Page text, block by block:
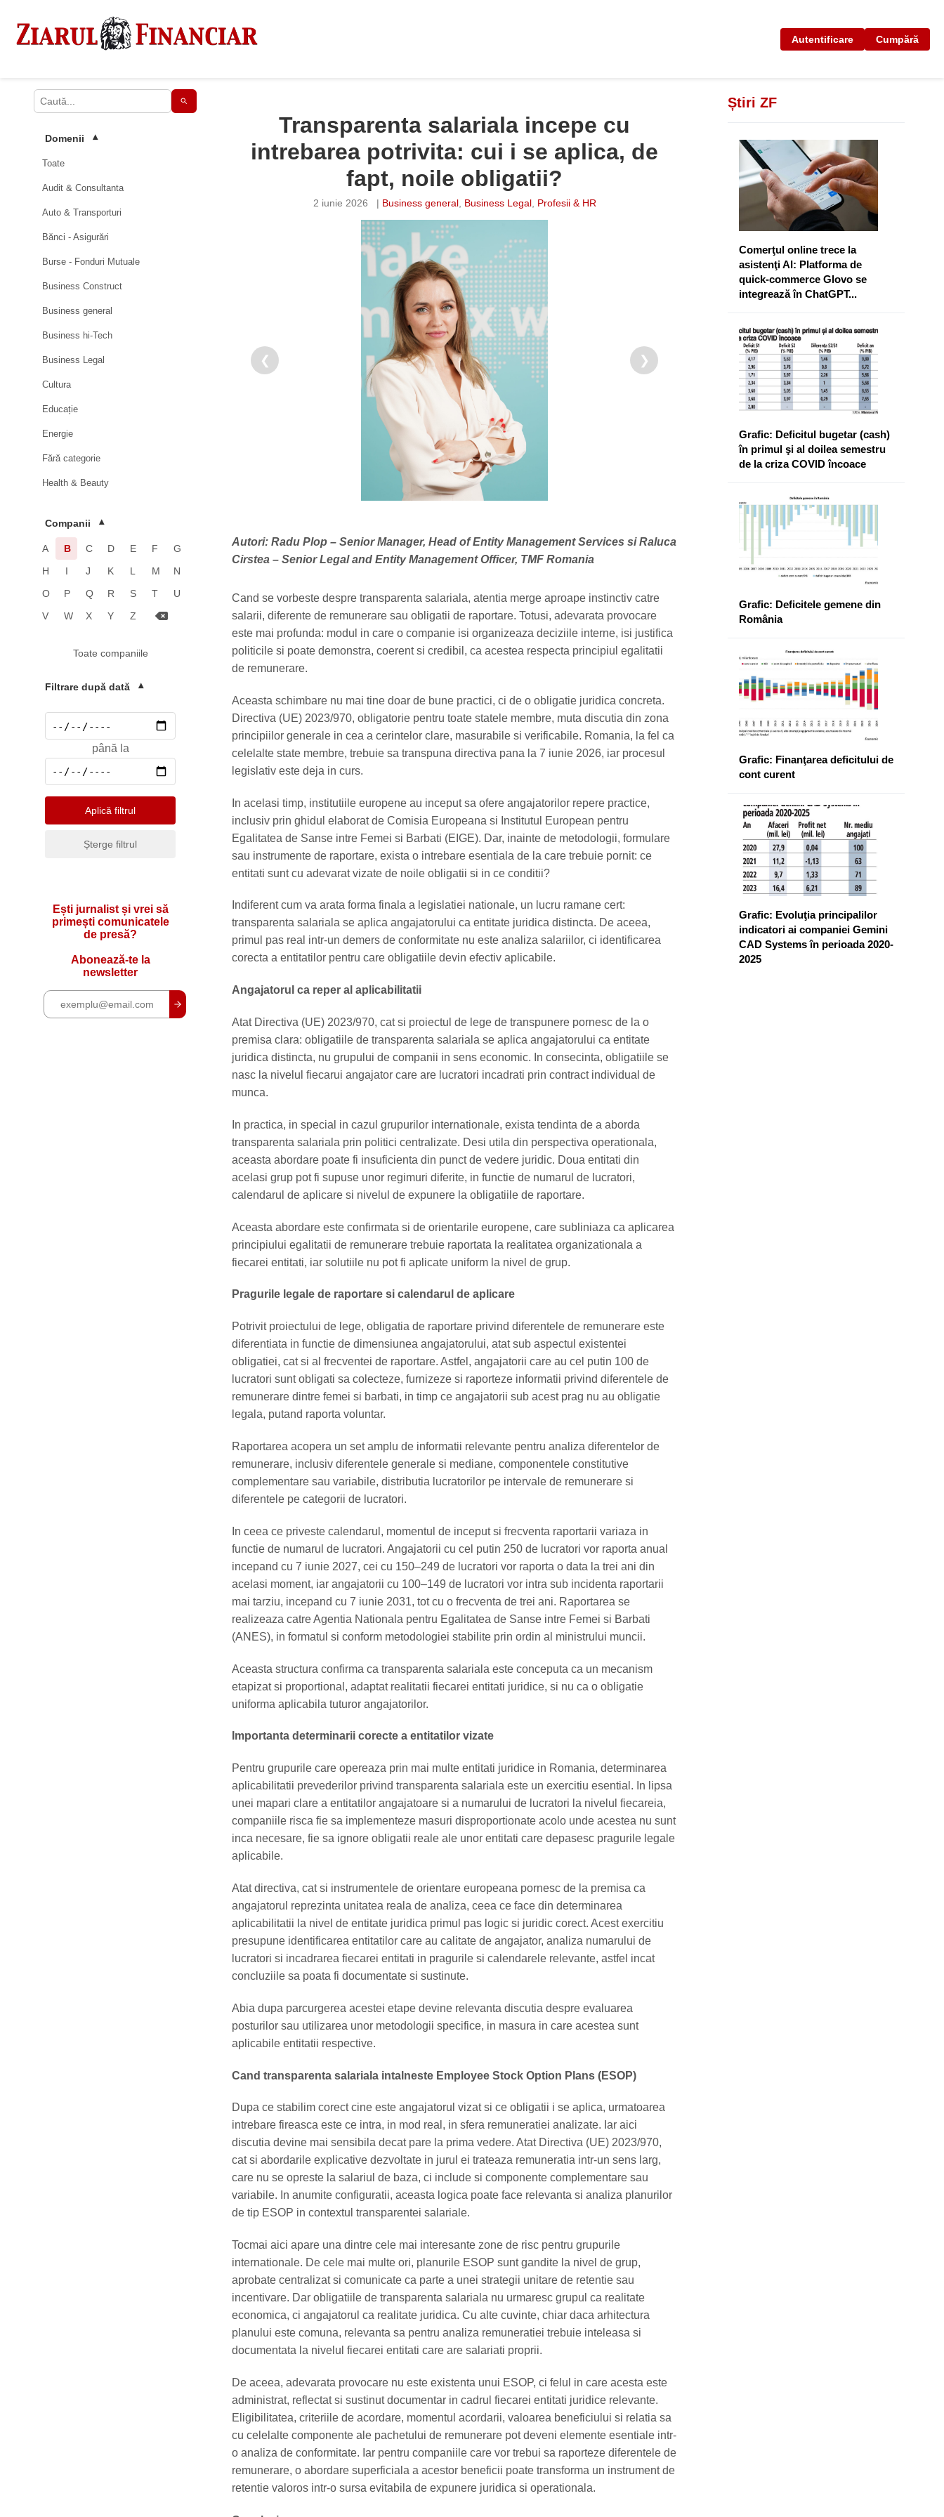
Autentificare Cumpără
Domenii ▾
Toate
Audit & Consultanta
Auto & Transporturi
Bănci - Asigurări
Burse - Fonduri Mutuale
Business Construct
Business general
Business hi-Tech
Business Legal
Cultura
Educație
Energie
Fără categorie
Health & Beauty
Imobiliare
Industrie
Pharma & Sănătate
Social
Telecomunicatii
Companii ▾
A B C D E F
G
H
I J K L M
N
O
P Q R S T
U
V
W X Y Z
Toate companiile
Filtrare după dată ▾
până la
Aplică filtrul
Șterge filtrul
Ești jurnalist și vrei să
primești comunicatele
de presă?
Abonează-te la
newsletter
Transparenta salariala incepe cu
intrebarea potrivita: cui i se aplica, de
fapt, noile obligatii?
2 iunie 2026 | Business general, Business Legal, Profesii & HR
❮ ❯
Autori: Radu Plop – Senior Manager, Head of Entity Management Services si Raluca
Cirstea – Senior Legal and Entity Management Officer, TMF Romania
Cand se vorbeste despre transparenta salariala, atentia merge aproape instinctiv catre
salarii, diferente de remunerare sau obligatii de raportare. Totusi, adevarata provocare
este mai profunda: modul in care o companie isi organizeaza deciziile interne, isi justifica
politicile si poate demonstra, coerent si credibil, ca acestea respecta principiul egalitatii
de remunerare.
Aceasta schimbare nu mai tine doar de bune practici, ci de o obligatie juridica concreta.
Directiva (UE) 2023/970, obligatorie pentru toate statele membre, muta discutia din zona
principiilor generale in cea a cerintelor clare, masurabile si verificabile. Romania, la fel ca
celelalte state membre, trebuie sa transpuna directiva pana la 7 iunie 2026, iar procesul
legislativ este deja in curs.
In acelasi timp, institutiile europene au inceput sa ofere angajatorilor repere practice,
inclusiv prin ghidul elaborat de Comisia Europeana si Institutul European pentru
Egalitatea de Sanse intre Femei si Barbati (EIGE). Dar, inainte de metodologii, formulare
sau instrumente de raportare, exista o intrebare esentiala de la care trebuie pornit: ce
entitati sunt cu adevarat vizate de noile obligatii si in ce conditii?
Indiferent cum va arata forma finala a legislatiei nationale, un lucru ramane cert:
transparenta salariala se aplica angajatorului ca entitate juridica distincta. De aceea,
primul pas real intr-un demers de conformitate nu este analiza salariilor, ci identificarea
corecta a entitatilor pentru care obligatiile devin efectiv aplicabile.
Angajatorul ca reper al aplicabilitatii
Atat Directiva (UE) 2023/970, cat si proiectul de lege de transpunere pornesc de la o
premisa clara: obligatiile de transparenta salariala se aplica angajatorului ca entitate
juridica distincta, nu grupului de companii in sens economic. In consecinta, obligatiile se
nasc la nivelul fiecarui angajator care are lucratori incadrati prin contract individual de
munca.
In practica, in special in cazul grupurilor internationale, exista tendinta de a aborda
transparenta salariala prin politici centralizate. Desi utila din perspectiva operationala,
aceasta abordare poate fi insuficienta din punct de vedere juridic. Doua entitati din
acelasi grup pot fi supuse unor regimuri diferite, in functie de numarul de lucratori,
calendarul de aplicare si nivelul de expunere la obligatiile de raportare.
Aceasta abordare este confirmata si de orientarile europene, care subliniaza ca aplicarea
principiului egalitatii de remunerare trebuie raportata la realitatea organizationala a
fiecarei entitati, iar solutiile nu pot fi aplicate uniform la nivel de grup.
Pragurile legale de raportare si calendarul de aplicare
Potrivit proiectului de lege, obligatia de raportare privind diferentele de remunerare este
diferentiata in functie de dimensiunea angajatorului, atat sub aspectul existentei
obligatiei, cat si al frecventei de raportare. Astfel, angajatorii care au cel putin 100 de
lucratori sunt obligati sa colecteze, furnizeze si raporteze informatii privind diferentele de
remunerare dintre femei si barbati, in timp ce angajatorii sub acest prag nu au obligatie
legala, putand raporta voluntar.
Raportarea acopera un set amplu de informatii relevante pentru analiza diferentelor de
remunerare, inclusiv diferentele generale si mediane, componentele constitutive
complementare sau variabile, distributia lucratorilor pe intervale de remunerare si
diferentele pe categorii de lucratori.
In ceea ce priveste calendarul, momentul de inceput si frecventa raportarii variaza in
functie de numarul de lucratori. Angajatorii cu cel putin 250 de lucratori vor raporta anual
incepand cu 7 iunie 2027, cei cu 150–249 de lucratori vor raporta o data la trei ani din
acelasi moment, iar angajatorii cu 100–149 de lucratori vor intra sub incidenta raportarii
mai tarziu, incepand cu 7 iunie 2031, tot cu o frecventa de trei ani. Raportarea se
realizeaza catre Agentia Nationala pentru Egalitatea de Sanse intre Femei si Barbati
(ANES), in formatul si conform metodologiei stabilite prin ordin al ministrului muncii.
Aceasta structura confirma ca transparenta salariala este conceputa ca un mecanism
etapizat si proportional, adaptat realitatii fiecarei entitati juridice, si nu ca o obligatie
uniforma aplicabila tuturor angajatorilor.
Importanta determinarii corecte a entitatilor vizate
Pentru grupurile care opereaza prin mai multe entitati juridice in Romania, determinarea
aplicabilitatii prevederilor privind transparenta salariala este un exercitiu esential. In lipsa
unei mapari clare a entitatilor angajatoare si a numarului de lucratori la nivelul fiecareia,
companiile risca fie sa implementeze masuri disproportionate acolo unde acestea nu sunt
inca necesare, fie sa ignore obligatii reale ale unor entitati care depasesc pragurile legale
aplicabile.
Atat directiva, cat si instrumentele de orientare europeana pornesc de la premisa ca
angajatorul reprezinta unitatea reala de analiza, ceea ce face din determinarea
aplicabilitatii la nivel de entitate juridica primul pas logic si juridic corect. Acest exercitiu
presupune identificarea entitatilor care au calitate de angajator, analiza numarului de
lucratori si incadrarea fiecarei entitati in pragurile si calendarele relevante, astfel incat
concluziile sa poata fi documentate si sustinute.
Abia dupa parcurgerea acestei etape devine relevanta discutia despre evaluarea
posturilor sau utilizarea unor metodologii specifice, in masura in care acestea sunt
aplicabile entitatii respective.
Cand transparenta salariala intalneste Employee Stock Option Plans (ESOP)
Dupa ce stabilim corect cine este angajatorul vizat si ce obligatii i se aplica, urmatoarea
intrebare fireasca este ce intra, in mod real, in sfera remuneratiei analizate. Iar aici
discutia devine mai sensibila decat pare la prima vedere. Atat Directiva (UE) 2023/970,
cat si abordarile explicative dezvoltate in jurul ei trateaza remuneratia intr-un sens larg,
care nu se opreste la salariul de baza, ci include si componente complementare sau
variabile. In anumite configuratii, aceasta logica poate face relevanta si analiza planurilor
de tip ESOP in contextul transparentei salariale.
Tocmai aici apare una dintre cele mai interesante zone de risc pentru grupurile
internationale. De cele mai multe ori, planurile ESOP sunt gandite la nivel de grup,
aprobate centralizat si comunicate ca parte a unei strategii unitare de retentie sau
incentivare. Dar obligatiile de transparenta salariala nu urmaresc grupul ca realitate
economica, ci angajatorul ca realitate juridica. Cu alte cuvinte, chiar daca arhitectura
planului este comuna, relevanta sa pentru analiza remuneratiei trebuie inteleasa si
documentata la nivelul fiecarei entitati care are salariati proprii.
De aceea, adevarata provocare nu este existenta unui ESOP, ci felul in care acesta este
administrat, reflectat si sustinut documentar in cadrul fiecarei entitati juridice relevante.
Eligibilitatea, criteriile de acordare, momentul acordarii, valoarea beneficiului si relatia sa
cu celelalte componente ale pachetului de remunerare pot deveni elemente esentiale intr-
o analiza de conformitate. Iar pentru companiile care vor trebui sa raporteze diferentele de
remunerare, o abordare superficiala a acestor beneficii poate transforma un instrument de
retentie valoros intr-o sursa evitabila de expunere juridica si operationala.
Știri ZF
Comerţul online trece la
asistenţi AI: Platforma de
quick-commerce Glovo se
integrează în ChatGPT...
Grafic: Deficitul bugetar (cash)
în primul şi al doilea semestru
de la criza COVID încoace
Grafic: Deficitele gemene din
România
Grafic: Finanţarea deficitului de
cont curent
Grafic: Evoluţia principalilor
indicatori ai companiei Gemini
CAD Systems în perioada 2020-
2025